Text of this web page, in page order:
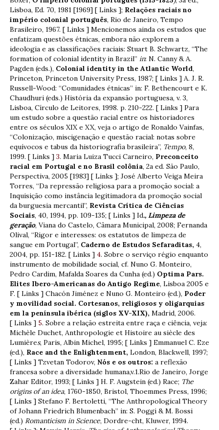
Lisboa, Ed. 70, 1981 [1969] [ Links ]; Relações raciais no
império colonial português, Rio de Janeiro, Tempo
Brasileiro, 1967. [ Links ] Mencionemos ainda os estudos que
enfatizam questões étnicas, embora não explorem a
ideologia e as classificações raciais: Stuart B. Schwartz, “The
formation of colonial identity in Brazil” in: N. Canny & A.
Pagden (eds.), Colonial identity in the Atlantic World,
Princeton, Princeton University Press, 1987; [ Links ] A. J. R.
Russell-Wood: “Comunidades étnicas” in: F. Bethencourt e K.
Chaudhuri (eds.) História da expansão portuguesa, v. 3,
Lisboa, Círculo de Leitores, 1998. p. 210-222. [ Links ] Para
um estudo sobre a questão racial entre os historiadores
entre os séculos XIX e XX, veja o artigo de Ronaldo Vainfas,
“Colonização, miscigenação e questão racial: notas sobre
equívocos e tabus da historiografia brasileira”, Tempo, 8,
1999. [ Links ] 3. Maria Luiza Tucci Carneiro, Preconceito
racial em Portugal e no Brasil colônia, 2a ed. São Paulo,
Perspectiva, 2005 [1983] [ Links ]; José Alberto Veiga Meira
Torres, “Da repressão religiosa para a promoção social: a
Inquisição como instância legitimadora da promoção social
da burguesia mercantil”, Revista Crítica de Ciências
Sociais, 40, 1994, pp. 109-135; [ Links ] Id., Limpeza de
geração, Viana do Castelo, Câmara Municipal, 2008; Fernanda
Olival, “Rigor e interesses: os estatutos de limpeza de
sangue em Portugal”, Caderno de Estudos Sefaraditas, 4,
2004, pp. 151-182. [ Links ] 4. Sobre o serviço régio enquanto
instrumento de mobilidade social, cf. Nuno G. Monteiro,
Pedro Cardim, Mafalda Soares da Cunha (ed.) Optima Pars.
Elites Ibero-Americanas do Antigo Regime, Lisboa 2005 e
F. [ Links ] Chacón Jiménez e Nuno G. Monteiro (ed.), Poder
y movilidad social. Cortesanos, religiosos y oligarquias
em la península ibérica (siglos XV-XIX), Madrid, 2006.
[ Links ] 5. Sobre a relação estreita entre raça e ciência, veja:
Michèle Duchet, Anthropologie et Histoire au siècle des
Lumières, Paris, Albin Michel, 1995; [ Links ] Emmanuel C. Eze
(ed.), Race and the Enlightenment, London, Blackwell, 1997;
[ Links ] Tzvetan Todorov, Nós e os outros: a reflexão
francesa sobre a diversidade humana,v.1.Rio de Janeiro, Jorge
Zahar Editor, 1993; [ Links ] H. F. Augstein (ed.) Race; The
origins of an idea, 1760-1850, Bristol, Thoemmes Press, 1996;
[ Links ] Stefano F. Bertoletti, “The Anthropological Theory
of Johann Friedrich Blumenbach” in: S. Poggi & M. Bossi
(ed.) Romanticism in Science, Dordre-cht, Kluwer, 1994.